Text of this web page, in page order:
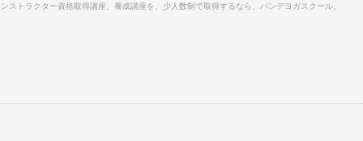
ストラクター資格取得講座、養成講座を、少人数制で取得するなら、バンデヨガスクール。